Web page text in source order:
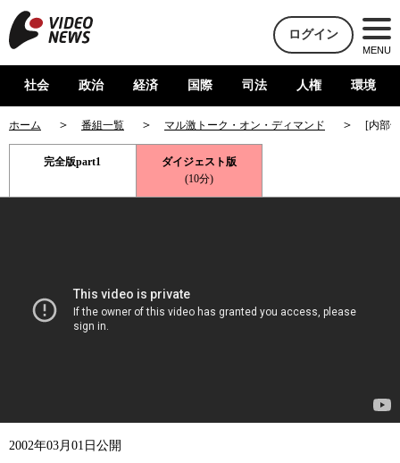
ログイン
MENU
社会 政治 経済 国際 司法 人権 環境
ホーム 番組一覧 マル激トーク・オン・ディマンド [内部
完全版part1
ダイジェスト版
(10分)
2002年03月01日公開